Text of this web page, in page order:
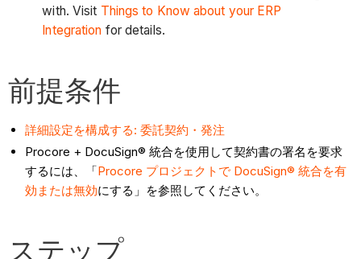
with. Visit Things to Know about your ERP
Integration for details.
前提条件
詳細設定を構成する: 委託契約・発注
Procore + DocuSign® 統合を使用して契約書の署名を要求
するには、「Procore プロジェクトで DocuSign® 統合を有
効または無効にする」を参照してください。
ステップ